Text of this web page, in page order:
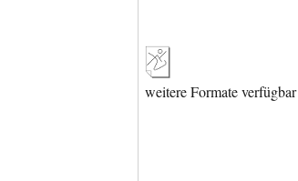
weitere Formate verfügbar